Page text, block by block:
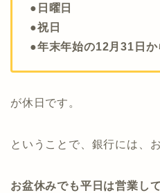
●日曜日
●祝日
●年末年始の12月31日か
が休日です。
ということで、銀行には、
お盆休みでも平日は営業し